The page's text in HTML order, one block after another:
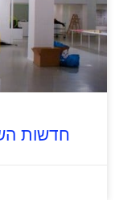
חדשות